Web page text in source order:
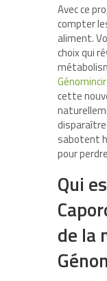
Avec ce
compter
aliment.
choix qui
Génomincir
cette
sabotent
pour
Qui
de la